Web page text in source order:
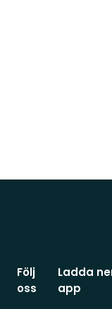
Följ
oss
Ladda
app